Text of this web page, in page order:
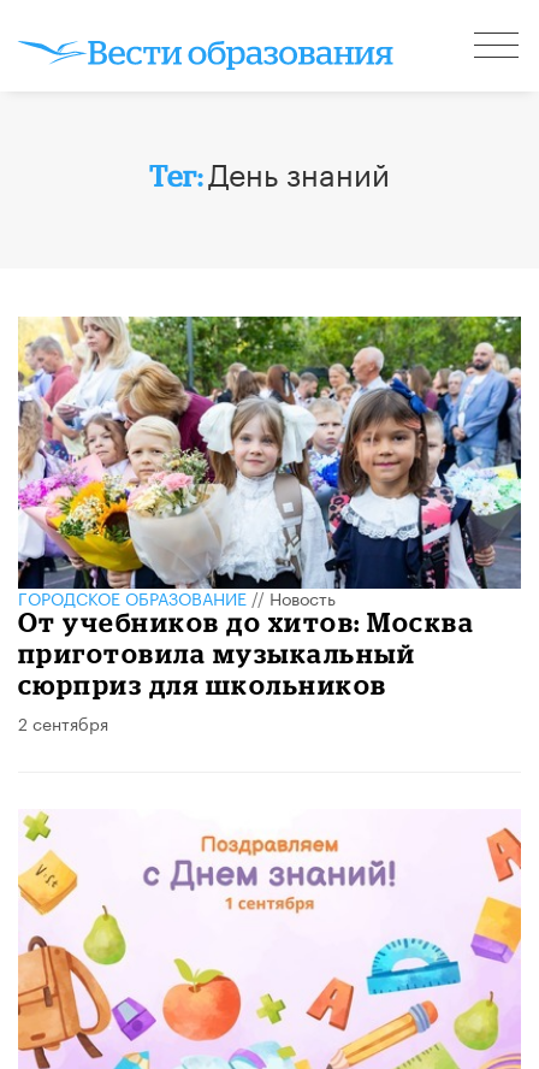
Тег:День знаний
ГОРОДСКОЕ ОБРАЗОВАНИЕ//Новость
От учебников до хитов: Москва
приготовила музыкальный
сюрприз для школьников
2 сентября